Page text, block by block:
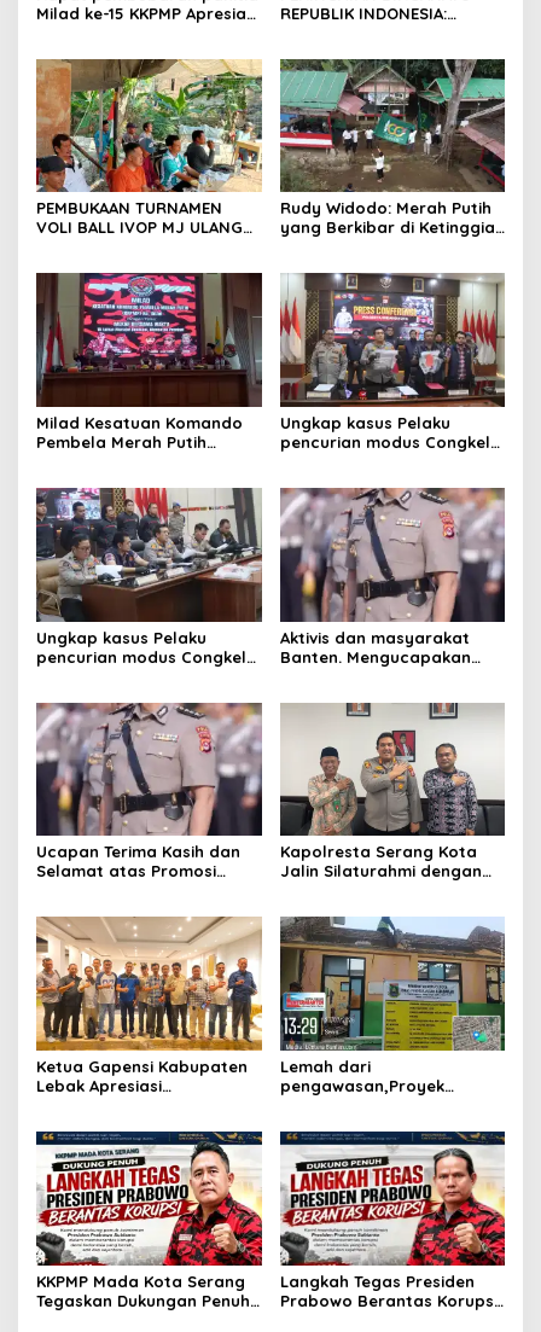
Milad ke-15 KKPMP Apresiasi
Organisasi bertempat
Kubang Laban Jombang
Cilegon Rm Sate Bebek
Nong ViNY.
REPUBLIK INDONESIA:
MERIAHKAN HUT KE-81
PEMBUKAAN TURNAMEN
VOLI BALL IVOP MJ ULANG
MEKARJAYA HADIR BERIKAN
DUKUNGAN
Rudy Widodo: Merah Putih
yang Berkibar di Ketinggian
Milad Kesatuan Komando
Pembela Merah Putih
Dedikasi, Mencetak
Prestasi”
Ungkap kasus Pelaku
pencurian modus Congkel
Ungkap kasus Pelaku
pencurian modus Congkel
Aktivis dan masyarakat
Banten. Mengucapakan
Irawan ,S.I.K.M.M .Sebagai
kabiro logistik Polda
Lampung
Ucapan Terima Kasih dan
Selamat atas Promosi
Banten,
Kapolresta Serang Kota
Jalin Silaturahmi dengan
Antar Lembaga
Ketua Gapensi Kabupaten
Lebak Apresiasi
Ketahanan Pangan “Dari
Banten untuk Indonesia”
Lemah dari
pengawasan,Proyek
KKPMP Mada Kota Serang
Tegaskan Dukungan Penuh
Langkah Tegas Presiden
Prabowo Berantas Korupsi